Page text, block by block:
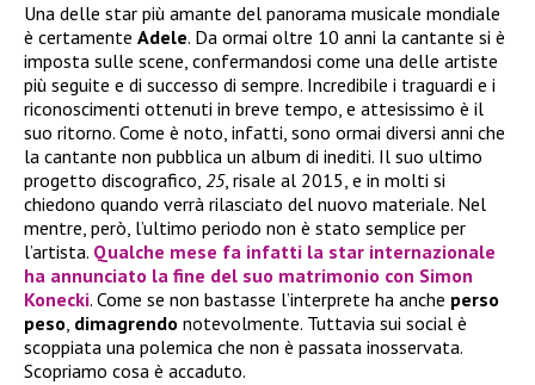
Una delle star più amante del panorama musicale mondiale
è certamente Adele. Da ormai oltre 10 anni la cantante si è
imposta sulle scene, confermandosi come una delle artiste
più seguite e di successo di sempre. Incredibile i traguardi e i
riconoscimenti ottenuti in breve tempo, e attesissimo è il
suo ritorno. Come è noto, infatti, sono ormai diversi anni che
la cantante non pubblica un album di inediti. Il suo ultimo
progetto discografico, 25, risale al 2015, e in molti si
chiedono quando verrà rilasciato del nuovo materiale. Nel
mentre, però, l’ultimo periodo non è stato semplice per
l’artista. Qualche mese fa infatti la star internazionale
ha annunciato la fine del suo matrimonio con Simon
Konecki. Come se non bastasse l’interprete ha anche perso
peso, dimagrendo notevolmente. Tuttavia sui social è
scoppiata una polemica che non è passata inosservata.
Scopriamo cosa è accaduto.